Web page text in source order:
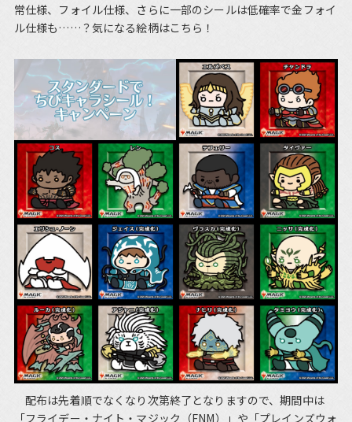
常仕様、フォイル仕様、さらに一部のシールは低確率で金フォイ
ル仕様も……？気になる絵柄はこちら！
配布は先着順でなくなり次第終了となりますので、期間中は
「フライデー・ナイト・マジック（FNM）」や「プレインズウォ